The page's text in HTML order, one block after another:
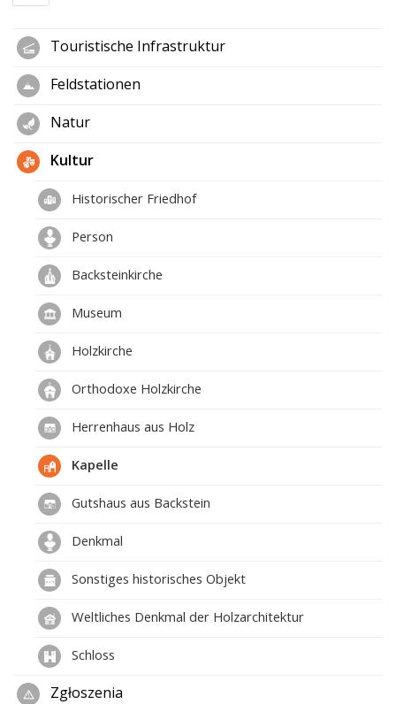
Touristische Infrastruktur
Feldstationen
Natur
Kultur
Historischer Friedhof
Person
Backsteinkirche
Museum
Holzkirche
Orthodoxe Holzkirche
Herrenhaus aus Holz
Kapelle
Gutshaus aus Backstein
Denkmal
Sonstiges historisches Objekt
Weltliches Denkmal der Holzarchitektur
Schloss
Zgłoszenia